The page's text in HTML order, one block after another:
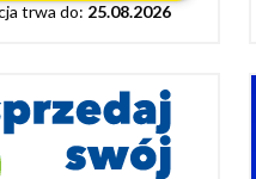
trwa do: 25.08.2026